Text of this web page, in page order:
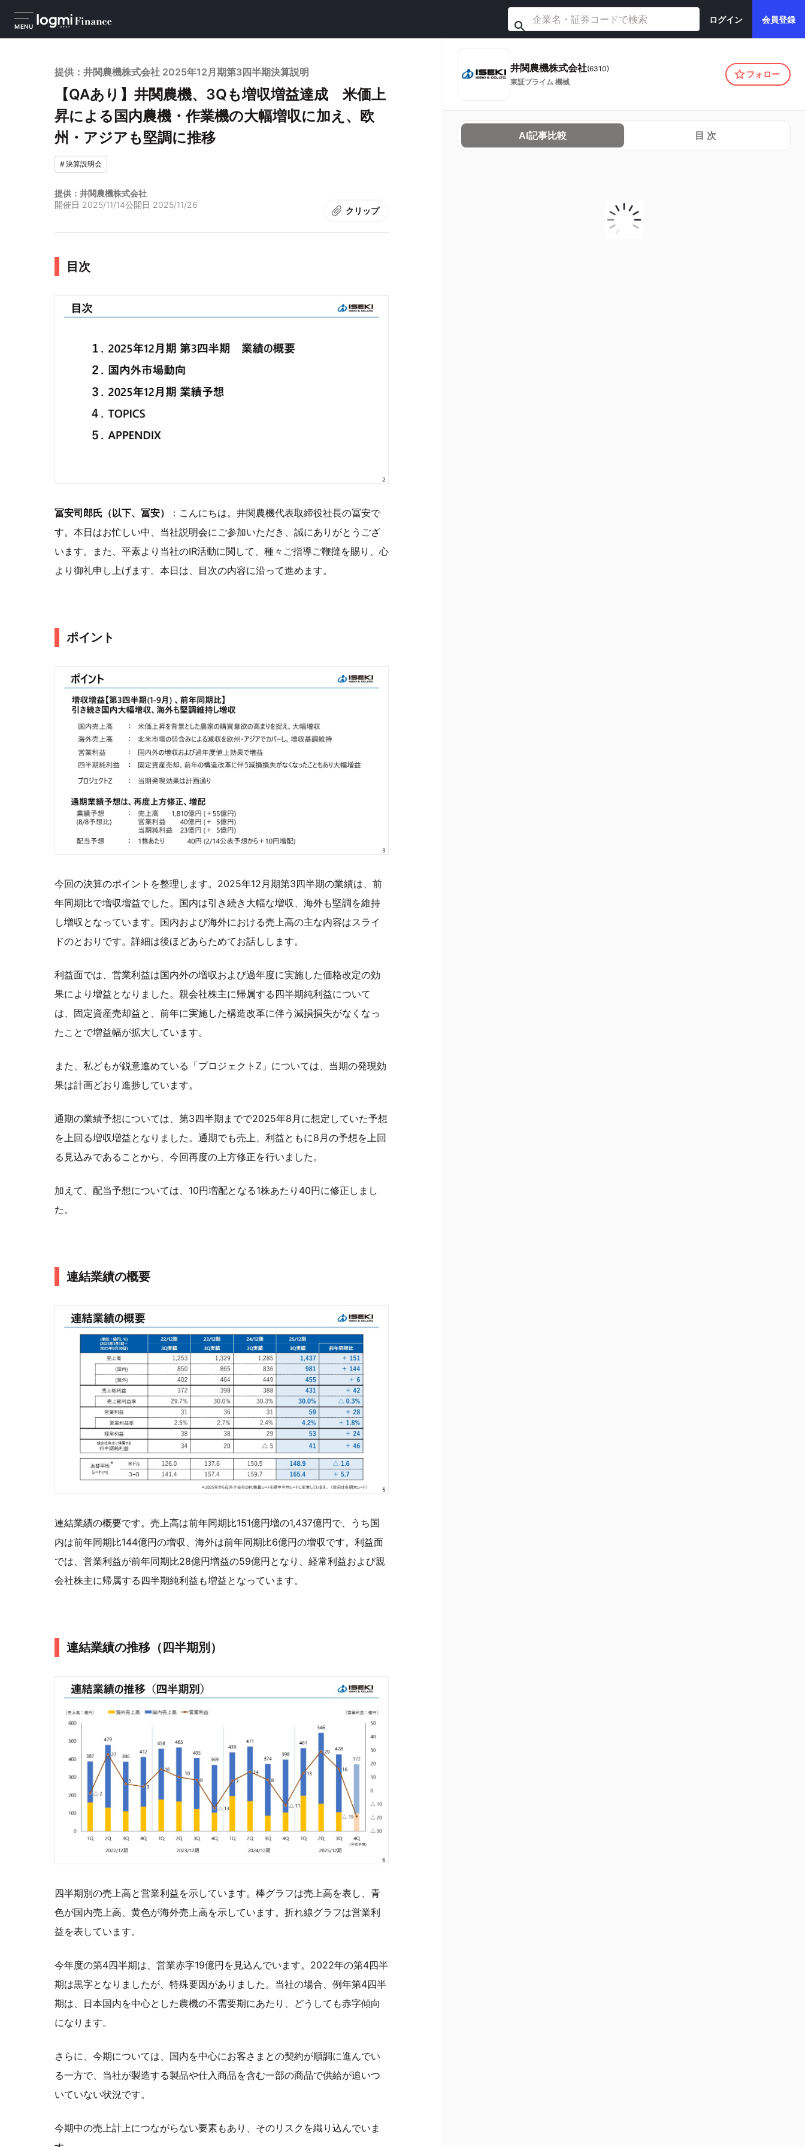
MENU
ログイン 会員登録
提供：井関農機株式会社 2025年12月期第3四半期決算説明
【QAあり】井関農機、3Qも増収増益達成 米価上
昇による国内農機・作業機の大幅増収に加え、欧
州・アジアも堅調に推移
#決算説明会
提供：井関農機株式会社
開催日 2025/11/14公開日 2025/11/26
クリップ
目次
冨安司郎氏（以下、冨安）
：こんにちは。井関農機代表取締役社長の冨安で
す。本日はお忙しい中、当社説明会にご参加いただき、誠にありがとうござ
います。また、平素より当社のIR活動に関して、種々ご指導ご鞭撻を賜り、心
より御礼申し上げます。本日は、目次の内容に沿って進めます。
ポイント
今回の決算のポイントを整理します。2025年12月期第3四半期の業績は、前
年同期比で増収増益でした。国内は引き続き大幅な増収、海外も堅調を維持
し増収となっています。国内および海外における売上高の主な内容はスライ
ドのとおりです。詳細は後ほどあらためてお話しします。
利益面では、営業利益は国内外の増収および過年度に実施した価格改定の効
果により増益となりました。親会社株主に帰属する四半期純利益について
は、固定資産売却益と、前年に実施した構造改革に伴う減損損失がなくなっ
たことで増益幅が拡大しています。
また、私どもが鋭意進めている「プロジェクトZ」については、当期の発現効
果は計画どおり進捗しています。
通期の業績予想については、第3四半期までで2025年8月に想定していた予想
を上回る増収増益となりました。通期でも売上、利益ともに8月の予想を上回
る見込みであることから、今回再度の上方修正を行いました。
加えて、配当予想については、10円増配となる1株あたり40円に修正しまし
た。
連結業績の概要
連結業績の概要です。売上高は前年同期比151億円増の1,437億円で、うち国
内は前年同期比144億円の増収、海外は前年同期比6億円の増収です。利益面
では、営業利益が前年同期比28億円増益の59億円となり、経常利益および親
会社株主に帰属する四半期純利益も増益となっています。
連結業績の推移（四半期別）
四半期別の売上高と営業利益を示しています。棒グラフは売上高を表し、青
色が国内売上高、黄色が海外売上高を示しています。折れ線グラフは営業利
益を表しています。
今年度の第4四半期は、営業赤字19億円を見込んでいます。2022年の第4四半
期は黒字となりましたが、特殊要因がありました。当社の場合、例年第4四半
期は、日本国内を中心とした農機の不需要期にあたり、どうしても赤字傾向
になります。
さらに、今期については、国内を中心にお客さまとの契約が順調に進んでい
る一方で、当社が製造する製品や仕入商品を含む一部の商品で供給が追いつ
いていない状況です。
今期中の売上計上につながらない要素もあり、そのリスクを織り込んでいま
井関農機株式会社(6310)
東証プライム 機械
フォロー
AI記事比較 目 次